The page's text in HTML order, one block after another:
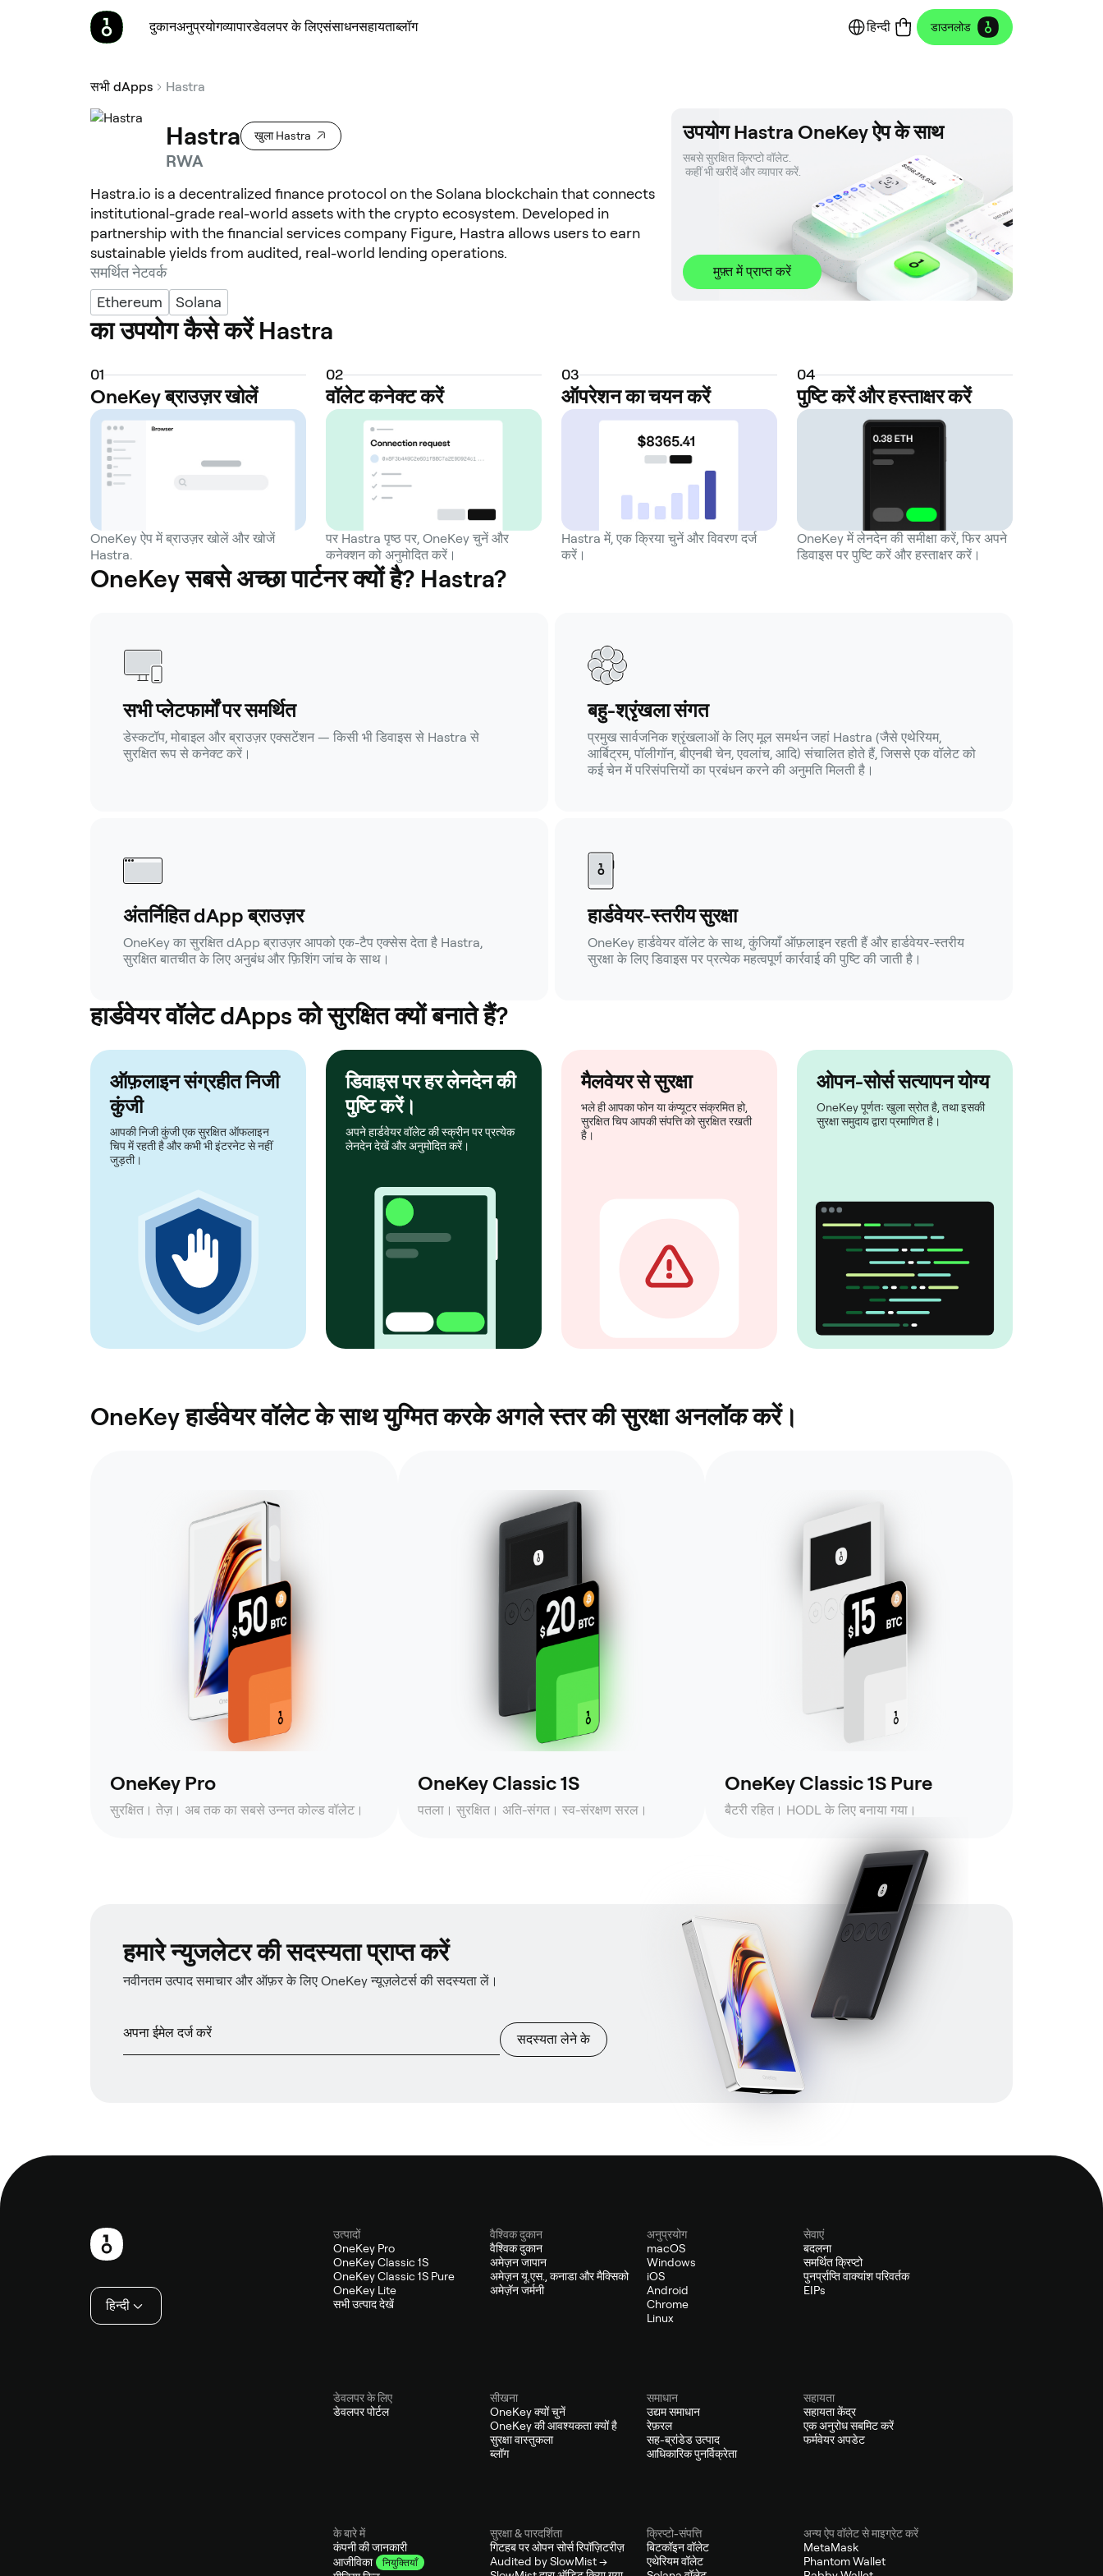
दुकानअनुप्रयोगव्यापारडेवलपर के लिएसंसाधनसहायताब्लॉग हिन्दी डाउनलोड
सभी dApps Hastra
Hastra खुला Hastra
RWA
Hastra.io is a decentralized finance protocol on the Solana blockchain that connects
institutional-grade real-world assets with the crypto ecosystem. Developed in
partnership with the financial services company Figure, Hastra allows users to earn
sustainable yields from audited, real-world lending operations.
समर्थित नेटवर्क
Ethereum
Solana
उपयोग Hastra OneKey ऐप के साथ
सबसे सुरक्षित क्रिप्टो वॉलेट.
कहीं भी खरीदें और व्यापार करें.
मुफ़्त में प्राप्त करें
का उपयोग कैसे करें Hastra
01
OneKey ब्राउज़र खोलें
OneKey ऐप में ब्राउज़र खोलें और खोजें
Hastra.
02
वॉलेट कनेक्ट करें
पर Hastra पृष्ठ पर, OneKey चुनें और
कनेक्शन को अनुमोदित करें।
03
ऑपरेशन का चयन करें
Hastra में, एक क्रिया चुनें और विवरण दर्ज
करें।
04
पुष्टि करें और हस्ताक्षर करें
OneKey में लेनदेन की समीक्षा करें, फिर अपने
डिवाइस पर पुष्टि करें और हस्ताक्षर करें।
OneKey सबसे अच्छा पार्टनर क्यों है? Hastra?
सभी प्लेटफार्मों पर समर्थित
डेस्कटॉप, मोबाइल और ब्राउज़र एक्सटेंशन — किसी भी डिवाइस से Hastra से
सुरक्षित रूप से कनेक्ट करें।
बहु-श्रृंखला संगत
प्रमुख सार्वजनिक श्रृंखलाओं के लिए मूल समर्थन जहां Hastra (जैसे एथेरियम,
आर्बिट्रम, पॉलीगॉन, बीएनबी चेन, एवलांच, आदि) संचालित होते हैं, जिससे एक वॉलेट को
कई चेन में परिसंपत्तियों का प्रबंधन करने की अनुमति मिलती है।
अंतर्निहित dApp ब्राउज़र
OneKey का सुरक्षित dApp ब्राउज़र आपको एक-टैप एक्सेस देता है Hastra,
सुरक्षित बातचीत के लिए अनुबंध और फ़िशिंग जांच के साथ।
हार्डवेयर-स्तरीय सुरक्षा
OneKey हार्डवेयर वॉलेट के साथ, कुंजियाँ ऑफ़लाइन रहती हैं और हार्डवेयर-स्तरीय
सुरक्षा के लिए डिवाइस पर प्रत्येक महत्वपूर्ण कार्रवाई की पुष्टि की जाती है।
हार्डवेयर वॉलेट dApps को सुरक्षित क्यों बनाते हैं?
ऑफ़लाइन संग्रहीत निजी
कुंजी
आपकी निजी कुंजी एक सुरक्षित ऑफलाइन
चिप में रहती है और कभी भी इंटरनेट से नहीं
जुड़ती।
डिवाइस पर हर लेनदेन की
पुष्टि करें।
अपने हार्डवेयर वॉलेट की स्क्रीन पर प्रत्येक
लेनदेन देखें और अनुमोदित करें।
मैलवेयर से सुरक्षा
भले ही आपका फोन या कंप्यूटर संक्रमित हो,
सुरक्षित चिप आपकी संपत्ति को सुरक्षित रखती
है।
ओपन-सोर्स सत्यापन योग्य
OneKey पूर्णतः खुला स्रोत है, तथा इसकी
सुरक्षा समुदाय द्वारा प्रमाणित है।
OneKey हार्डवेयर वॉलेट के साथ युग्मित करके अगले स्तर की सुरक्षा अनलॉक करें।
OneKey Pro
सुरक्षित। तेज़। अब तक का सबसे उन्नत कोल्ड वॉलेट।
OneKey Classic 1S
पतला। सुरक्षित। अति-संगत। स्व-संरक्षण सरल।
OneKey Classic 1S Pure
बैटरी रहित। HODL के लिए बनाया गया।
हमारे न्युजलेटर की सदस्यता प्राप्त करें
नवीनतम उत्पाद समाचार और ऑफ़र के लिए OneKey न्यूज़लेटर्स की सदस्यता लें।
सदस्यता लेने के
हिन्दी
उत्पादों
OneKey Pro
OneKey Classic 1S
OneKey Classic 1S Pure
OneKey Lite
सभी उत्पाद देखें
वैश्विक दुकान
वैश्विक दुकान
अमेज़न जापान
अमेज़न यू.एस., कनाडा और मैक्सिको
अमेज़ॅन जर्मनी
अनुप्रयोग
macOS
Windows
iOS
Android
Chrome
Linux
सेवाएं
बदलना
समर्थित क्रिप्टो
पुनर्प्राप्ति वाक्यांश परिवर्तक
EIPs
डेवलपर के लिए
डेवलपर पोर्टल
सीखना
OneKey क्यों चुनें
OneKey की आवश्यकता क्यों है
सुरक्षा वास्तुकला
ब्लॉग
समाधान
उद्यम समाधान
रेफ़रल
सह-ब्रांडेड उत्पाद
आधिकारिक पुनर्विक्रेता
सहायता
सहायता केंद्र
एक अनुरोध सबमिट करें
फर्मवेयर अपडेट
के बारे में
कंपनी की जानकारी
आजीविका
नियुक्तियाँ
सुरक्षा & पारदर्शिता
गिटहब पर ओपन सोर्स रिपॉज़िटरीज़
Audited by SlowMist →
क्रिप्टो-संपत्ति
बिटकॉइन वॉलेट
एथेरियम वॉलेट
अन्य ऐप वॉलेट से माइग्रेट करें
MetaMask
Phantom Wallet